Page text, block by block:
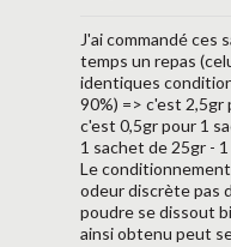
J'ai commandé
temps un repas
identiques
90%) => c'est 2,5gr
c'est 0,5gr pour 1
1 sachet de 25gr -
Le
odeur discrète pas
poudre se dissout
ainsi obtenu peut